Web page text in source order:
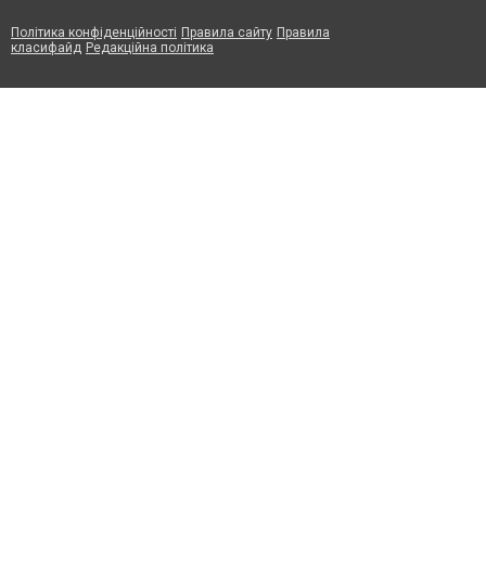
Політика конфіденційності Правила сайту Правила
класифайд Редакційна політика